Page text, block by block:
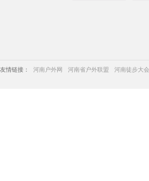
友情链接： 河南户外网 河南省户外联盟 河南徒步大